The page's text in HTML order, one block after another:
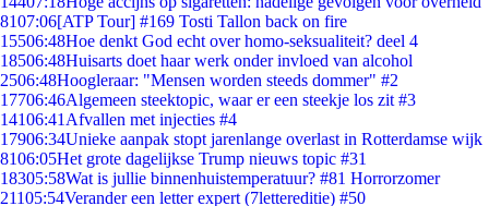
8107:06[ATP Tour] #169 Tosti Tallon back on fire
15506:48Hoe denkt God echt over homo-seksualiteit? deel 4
18506:48Huisarts doet haar werk onder invloed van alcohol
2506:48Hoogleraar: "Mensen worden steeds dommer" #2
17706:46Algemeen steektopic, waar er een steekje los zit #3
14106:41 Afvallen met injecties #4
17906:34Unieke aanpak stopt jarenlange overlast in Rotterdamse wijk
8106:05Het grote dagelijkse Trump nieuws topic #31
18305:58Wat is jullie binnenhuistemperatuur? #81 Horrorzomer
21105:54Verander een letter expert (7lettereditie) #50